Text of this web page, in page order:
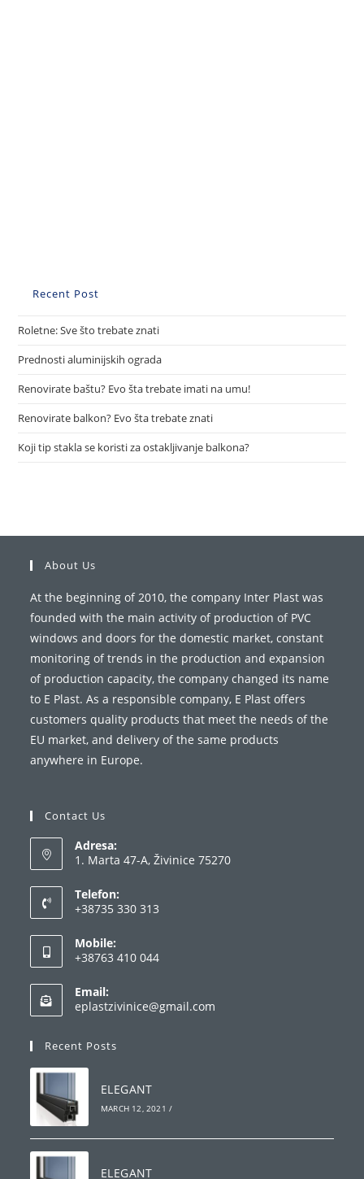
Recent Post
Roletne: Sve što trebate znati
Prednosti aluminijskih ograda
Renovirate baštu? Evo šta trebate imati na umu!
Renovirate balkon? Evo šta trebate znati
Koji tip stakla se koristi za ostakljivanje balkona?
About Us
At the beginning of 2010, the company Inter Plast was
founded with the main activity of production of PVC
windows and doors for the domestic market, constant
monitoring of trends in the production and expansion
of production capacity, the company changed its name
to E Plast. As a responsible company, E Plast offers
customers quality products that meet the needs of the
EU market, and delivery of the same products
anywhere in Europe.
Contact Us
Adresa:
1. Marta 47-A, Živinice 75270
Telefon:
+38735 330 313
in
your
application
Mobile:
+38763 410 044
in
your
Email:
eplastzivinice@gmail.com
Recent Posts
ELEGANT
MARCH 12, 2021 /
ELEGANT